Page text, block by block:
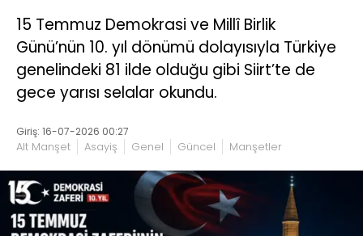
15 Temmuz Demokrasi ve Millî Birlik
Günü’nün 10. yıl dönümü dolayısıyla Türkiye
genelindeki 81 ilde olduğu gibi Siirt’te de
gece yarısı selalar okundu.
Giriş: 16-07-2026 00:27
Alt Manşet Asayiş Genel Güncel Manşetler